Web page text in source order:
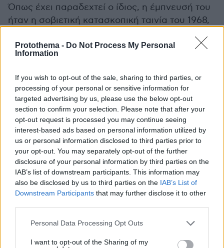
Protothema - Do Not Process My Personal
Information
If you wish to opt-out of the sale, sharing to third parties, or
processing of your personal or sensitive information for
targeted advertising by us, please use the below opt-out
section to confirm your selection. Please note that after your
opt-out request is processed you may continue seeing
interest-based ads based on personal information utilized by
us or personal information disclosed to third parties prior to
your opt-out. You may separately opt-out of the further
disclosure of your personal information by third parties on the
IAB’s list of downstream participants. This information may
also be disclosed by us to third parties on the IAB’s List of
Downstream Participants that may further disclose it to other
Please note that this website/app uses one or more Google
not limited to your visit or usage behaviour. You may click to
Personal Data Processing Opt Outs
I want to opt-out of the Sharing of my
Όπως έχει παραδεχτεί ο ίδιος, η έμπνευσή του
ήταν η σοβιετική κατασκοπική ταινία του 1968,
ιστορία ενός Σοβιετικού διπλού πράκτορα στη
ναζιστική Γερμανία, που έκλεβε έγγραφα για
Ο Πούτιν παρέμεινε πιστός στο παιδικό του
όνειρο να γίνει αξιωματικός πληροφοριών, από
το πανεπιστήμιο μέχρι την εκπαίδευση στην
KGB. Στα 16 του, μπήκε στα τοπικά γραφεία της
KGB και ζήτησε δουλειά. Του είπαν να
σπουδάσει νομική και να περιμένει. Έξι χρόνια
αργότερα, στρατολογήθηκε από την υπηρεσία.
Για τα επόμενα 16 χρόνια τουλάχιστον, ο Πούτιν
στην Ανατολική Γερμανία. Επέστρεψε σε μια
Ρωσία όπου όλες οι παλιές βεβαιότητες